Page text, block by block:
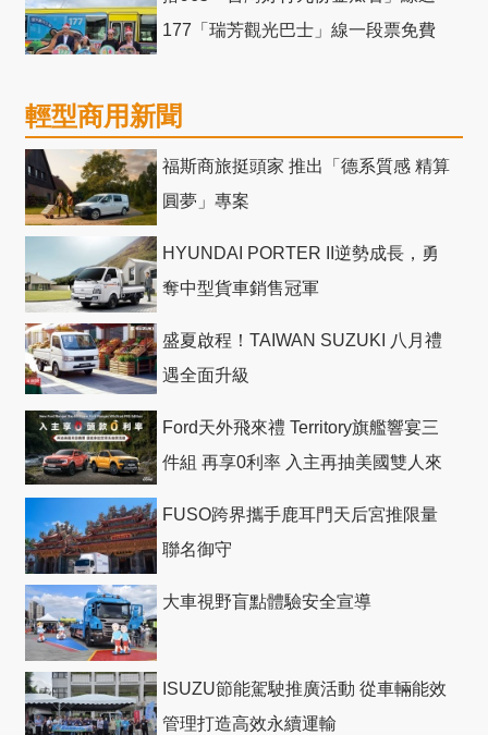
177「瑞芳觀光巴士」線一段票免費
輕型商用新聞
福斯商旅挺頭家 推出「德系質感 精算
圓夢」專案
HYUNDAI PORTER II逆勢成長，勇
奪中型貨車銷售冠軍
盛夏啟程！TAIWAN SUZUKI 八月禮
遇全面升級
Ford天外飛來禮 Territory旗艦響宴三
件組 再享0利率 入主再抽美國雙人來
FUSO跨界攜手鹿耳門天后宮推限量
聯名御守
大車視野盲點體驗安全宣導
ISUZU節能駕駛推廣活動 從車輛能效
管理打造高效永續運輸